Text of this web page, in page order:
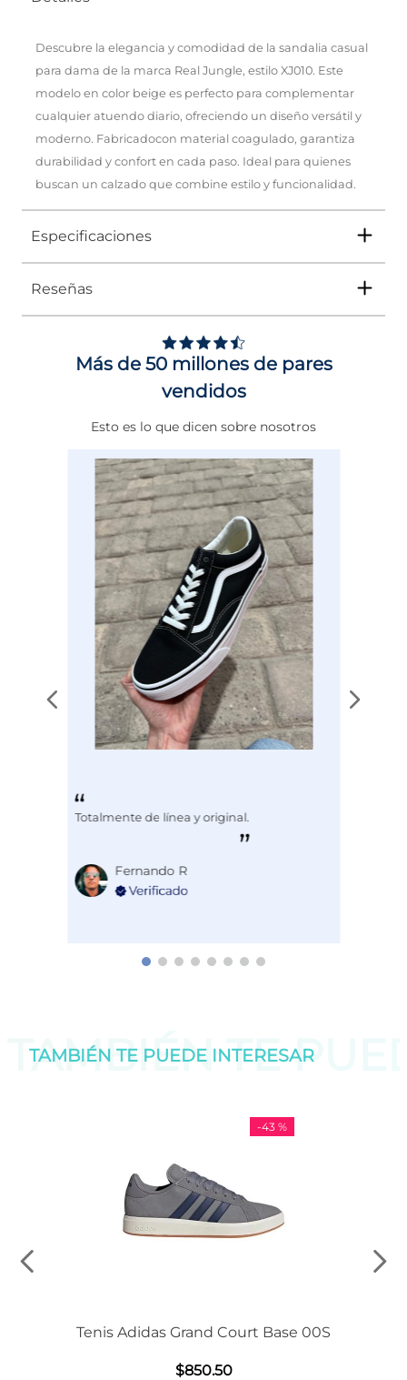
Descubre la elegancia y comodidad de la sandalia casual
para dama de la marca Real Jungle, estilo XJ010. Este
modelo en color beige es perfecto para complementar
cualquier atuendo diario, ofreciendo un diseño versátil y
moderno. Fabricadocon material coagulado, garantiza
durabilidad y confort en cada paso. Ideal para quienes
buscan un calzado que combine estilo y funcionalidad.
Especificaciones
Tipo
Género Mujer
DE 0 A 4 cms
NORMAL
BEIGE
Reseñas
Más de 50 millones de pares
vendidos
Esto es lo que dicen sobre nosotros
Totalmente de línea y original.
Fernando R
TAMBIÉN TE
TAMBIÉN TE PUEDE INTERESAR
-43 %
Tenis Adidas Grand Court Base 00S
$850.50